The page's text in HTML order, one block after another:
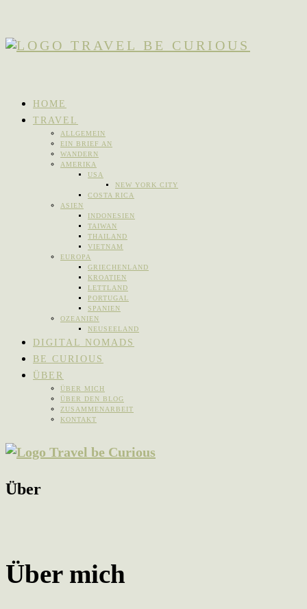
HOME
TRAVEL
ALLGEMEIN
EIN BRIEF AN
WANDERN
AMERIKA
USA
NEW YORK CITY
COSTA RICA
ASIEN
INDONESIEN
TAIWAN
THAILAND
VIETNAM
EUROPA
GRIECHENLAND
KROATIEN
LETTLAND
PORTUGAL
SPANIEN
OZEANIEN
NEUSEELAND
DIGITAL NOMADS
BE CURIOUS
ÜBER
ÜBER MICH
ÜBER DEN BLOG
ZUSAMMENARBEIT
KONTAKT
Über
Über mich